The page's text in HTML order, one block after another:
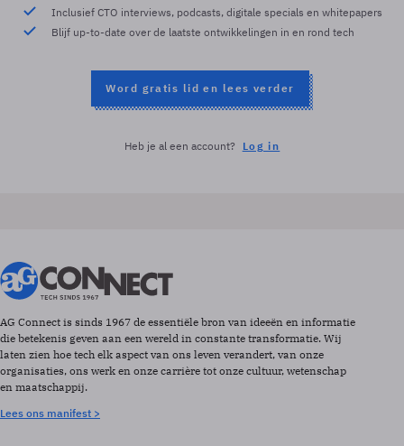
Inclusief CTO interviews, podcasts, digitale specials en whitepapers
Blijf up-to-date over de laatste ontwikkelingen in en rond tech
Word gratis lid en lees verder
Heb je al een account? Log in
AG Connect is sinds 1967 de essentiële bron van ideeën en informatie
die betekenis geven aan een wereld in constante transformatie. Wij
laten zien hoe tech elk aspect van ons leven verandert, van onze
organisaties, ons werk en onze carrière tot onze cultuur, wetenschap
en maatschappij.
Lees ons manifest >